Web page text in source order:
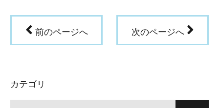
前のページへ 次のページへ
カテゴリ